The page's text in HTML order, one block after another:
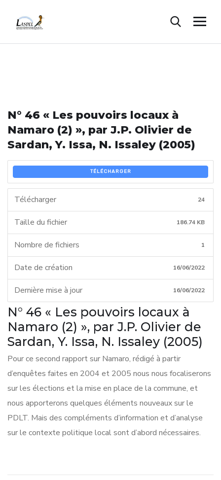
N° 46 « Les pouvoirs locaux à
Namaro (2) », par J.P. Olivier de
Sardan, Y. Issa, N. Issaley (2005)
TÉLÉCHARGER
Télécharger 24
Taille du fichier 186.74 KB
Nombre de fichiers 1
Date de création 16/06/2022
Dernière mise à jour 16/06/2022
N° 46 « Les pouvoirs locaux à
Namaro (2) », par J.P. Olivier de
Sardan, Y. Issa, N. Issaley (2005)
Pour ce second rapport sur Namaro, rédigé à partir
d’enquêtes faites en 2004 et 2005 nous nous focaliserons
sur les élections et la mise en place de la commune, et
nous apporterons quelques éléments nouveaux sur le
PDLT. Mais des compléments d’information et d’analyse
sur le contexte politique local sont d’abord nécessaires.